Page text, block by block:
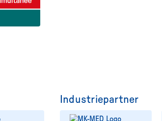
Industriepartner